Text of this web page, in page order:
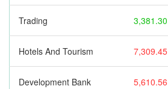
Trading 3,381.30
Hotels And Tourism 7,309.45
Development Bank 5,610.56